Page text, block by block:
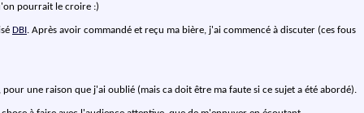
pourrait le croire :)
DBI. Après avoir commandé et reçu ma bière, j'ai commencé à discuter (ces fous
une raison que j'ai oublié (mais ca doit être ma faute si ce sujet a été abordé).